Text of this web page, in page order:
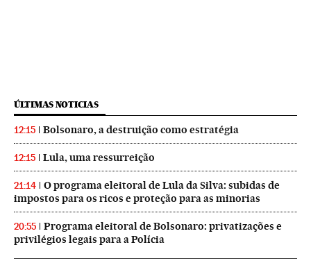
ÚLTIMAS NOTICIAS
12:15 Bolsonaro, a destruição como estratégia
12:15 Lula, uma ressurreição
21:14
O programa eleitoral de Lula da Silva: subidas de
impostos para os ricos e proteção para as minorias
20:55
Programa eleitoral de Bolsonaro: privatizações e
privilégios legais para a Polícia